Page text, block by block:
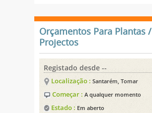
Orçamentos Para Plantas /
Projectos
Registado desde --
Localização : Santarém, Tomar
Começar : A qualquer momento
Estado : Em aberto